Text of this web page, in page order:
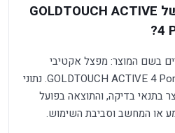
מהם נתוני הביצועים של GOLDTOUCH ACTIVE
4
בשם המוצר: מפצל אקטיבי
GOLDTOUCH ACTIVE 4 Ports Ultra-Thin USB 3.0 HUB. נתוני
בתנאי בדיקה, והתוצאה בפועל
או המחשב וסביבת השימוש.